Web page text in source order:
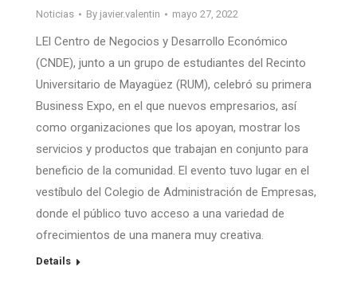
Noticias By javier.valentin mayo 27, 2022
LEl Centro de Negocios y Desarrollo Económico
(CNDE), junto a un grupo de estudiantes del Recinto
Universitario de Mayagüez (RUM), celebró su primera
Business Expo, en el que nuevos empresarios, así
como organizaciones que los apoyan, mostrar los
servicios y productos que trabajan en conjunto para
beneficio de la comunidad. El evento tuvo lugar en el
vestíbulo del Colegio de Administración de Empresas,
donde el público tuvo acceso a una variedad de
ofrecimientos de una manera muy creativa.
Details